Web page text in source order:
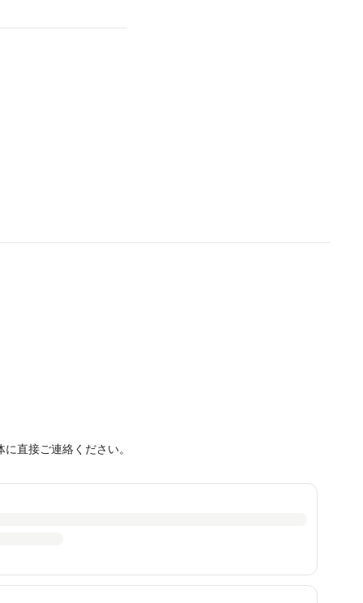
直接ご連絡ください。